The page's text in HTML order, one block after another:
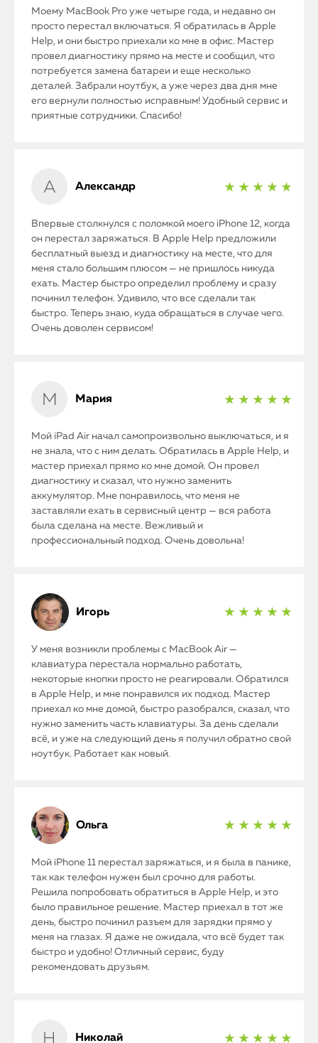
Моему MacBook Pro уже четыре года, и недавно он
просто перестал включаться. Я обратилась в Apple
Help, и они быстро приехали ко мне в офис. Мастер
провел диагностику прямо на месте и сообщил, что
потребуется замена батареи и еще несколько
деталей. Забрали ноутбук, а уже через два дня мне
его вернули полностью исправным! Удобный сервис и
приятные сотрудники. Спасибо!
Александр ★ ★ ★ ★ ★
Впервые столкнулся с поломкой моего iPhone 12, когда
он перестал заряжаться. В Apple Help предложили
бесплатный выезд и диагностику на месте, что для
меня стало большим плюсом — не пришлось никуда
ехать. Мастер быстро определил проблему и сразу
починил телефон. Удивило, что все сделали так
быстро. Теперь знаю, куда обращаться в случае чего.
Очень доволен сервисом!
Мария ★ ★ ★ ★ ★
Мой iPad Air начал самопроизвольно выключаться, и я
не знала, что с ним делать. Обратилась в Apple Help, и
мастер приехал прямо ко мне домой. Он провел
диагностику и сказал, что нужно заменить
аккумулятор. Мне понравилось, что меня не
заставляли ехать в сервисный центр — вся работа
была сделана на месте. Вежливый и
профессиональный подход. Очень довольна!
Игорь ★ ★ ★ ★ ★
У меня возникли проблемы с MacBook Air —
клавиатура перестала нормально работать,
некоторые кнопки просто не реагировали. Обратился
в Apple Help, и мне понравился их подход. Мастер
приехал ко мне домой, быстро разобрался, сказал, что
нужно заменить часть клавиатуры. За день сделали
всё, и уже на следующий день я получил обратно свой
ноутбук. Работает как новый.
Ольга ★ ★ ★ ★ ★
Мой iPhone 11 перестал заряжаться, и я была в панике,
так как телефон нужен был срочно для работы.
Решила попробовать обратиться в Apple Help, и это
было правильное решение. Мастер приехал в тот же
день, быстро починил разъем для зарядки прямо у
меня на глазах. Я даже не ожидала, что всё будет так
быстро и удобно! Отличный сервис, буду
рекомендовать друзьям.
Николай ★ ★ ★ ★ ★